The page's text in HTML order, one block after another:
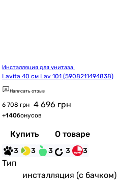
Lavita 40 см Lav 101 (5908211494838)
Написать отзыв
6 708 грн 4 696 грн
+140бонусов
Купить О товаре
3 3 3 3 3
Тип
инсталляция (с бачком)